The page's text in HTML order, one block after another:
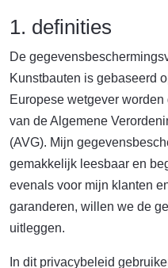
1. definities
De
Kunstbauten is gebaseerd
Europese wetgever
van de Algemene
(AVG). Mijn
gemakkelijk leesbaar en
evenals voor mijn klanten
garanderen, willen we de
uitleggen.
In dit privacybeleid